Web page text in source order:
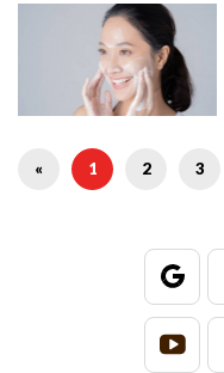
« 1 2 3